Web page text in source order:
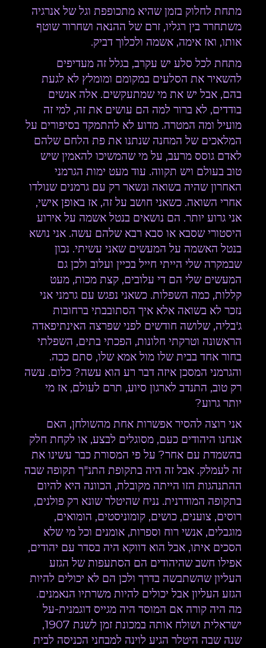
מתחת לחלוק בזמן שהיא מתכופפת וגל של אנרגיה
משתחרר בין רגליו, זרם של ההנאה ושחרור שוטף
אותו, ואז אימה, אשמה ולכלוך דביק.
מתחת לכל סלע יש עקרב, בגלל זה מעדיפים
להשאיר את הסלעים במקומם ומומלץ לא לגעת
בהם, אבל יש את מי שמתעקשים. אלה אנשים
בודדים, לא ברור למה הם עושים את זה, למי זה
מועיל ומה המטרה. מדוע לא להתמקד בסיפורים על
המלאכים של המחנה שנתנו את פת הלחם שלהם
לאדם גוסס מרעב, על מי שהמשיכו להאמין שיש
טוב בעולם ויש תקווה. עוד מעט ימות הגרמני
האחרון שהיה בשואה ונשאר רק עם גרמנים שנולדו
אחרי השואה. כשאני חושב על זה, אז באופן אישי,
אני גרוע יותר. הם נושאים בנטל אשמה על אירוע
היסטורי שסבא או סבא רבא שלהם עשה. אני נושא
בנטל האשמה על המעשים שאני עשיתי. נכון
שבמקרה שלי הייתי חייל בכיין ועלוב ולכן גם
המעשים שלי הם די עלובים, קצת מכות, מעט
קללות, כמה השפלות. כשאני נפגש עם גרמני אני
נזכר לא בשואה אלא איך הסתובבתי ברחובות
ג'בליה, שלושה חודשים לפני שפרצה האינתיפאדה
הראשונה וטרקתי חלונות, הפכתי בתים, השפלתי
בחור אחד בבית שלו מול אמא שלו, סתם ככה.
והגרמני המסכן איזה דבר רע הוא עשה? כלום. עשה
רק טוב, התנדב לארגון סיוע, תרם לעולם, אז מי
יותר גרוע?
אני רוצה להסיר אפשרות אחת מהשולחן, האם
אנחנו היהודים כעם, מסוגלים לבצע, או לקחת חלק
בהשמדת עם אחר? על פי המסורת כבר עשינו את
זה לעמלק. אבל זה היה בתקופת התנ"ך תקופה שבה
ההתנהגות הזו הייתה מקובלת, הכוונה היא להיום
בתקופה המודרנית. נניח שהיטלר שונא רק פולנים,
רוסים, צוענים, כושים, קומוניסטים, הומואים,
מוגבלים, אנשי רוח וספרות, אומנים וכל מי שלא
הסכים איתו, אבל הוא דווקא היה בסדר עם יהודים,
אפילו חשב שהיהודים הם הסתעפות של הגזע
העליון שהשתבשה בדרך ולכן הם לא יכולים להיות
הגזע העליון אבל יכולים להיות משרתיו הנאמנים.
מה היה קורה אם המוסד היה מגייס דוגמנית-על
ישראלית ושולח אותה במכונת זמן לשנת 1907,
שנה שבה היטלר הגיע לוינה למבחני הכניסה לבית